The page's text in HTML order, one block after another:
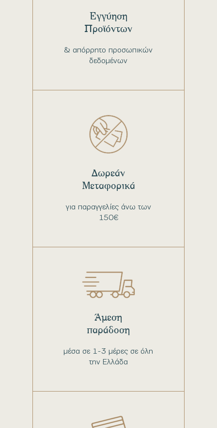
& απόρρητο προσωπικών
δεδομένων
Εγγύηση
Προϊόντων
για παραγγελίες άνω των
150€
Δωρεάν
Μεταφορικά
μέσα σε 1-3 μέρες σε όλη
την Ελλάδα
Άμεση
παράδοση